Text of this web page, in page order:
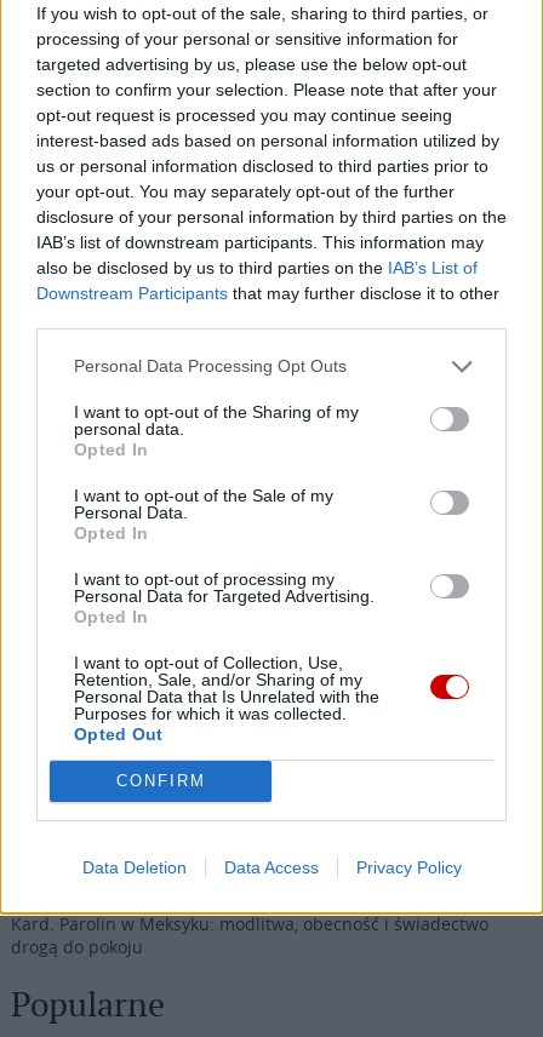
If you wish to opt-out of the sale, sharing to third parties, or
processing of your personal or sensitive information for
targeted advertising by us, please use the below opt-out
section to confirm your selection. Please note that after your
opt-out request is processed you may continue seeing
interest-based ads based on personal information utilized by
us or personal information disclosed to third parties prior to
your opt-out. You may separately opt-out of the further
disclosure of your personal information by third parties on the
IAB’s list of downstream participants. This information may
also be disclosed by us to third parties on the IAB’s List of
Downstream Participants that may further disclose it to other
Personal Data Processing Opt Outs
I want to opt-out of the Sharing of my
personal data.
Opted In
I want to opt-out of the Sale of my
Personal Data.
Opted In
I want to opt-out of processing my
Personal Data for Targeted Advertising.
Opted In
I want to opt-out of Collection, Use,
Retention, Sale, and/or Sharing of my
Personal Data that Is Unrelated with the
Purposes for which it was collected.
Opted Out
CONFIRM
Data Deletion Data Access Privacy Policy
pośrednictwem serwisu Patronite.
Dzięki Tobie będziemy mogli realizować naszą
misję. Więcej informacji znajdziesztutaj.
Facebook
TwitterMessengerWhatsApp
Email Copy
Link
Print
Wersja do druku
AZJA CYFRYZACJA
INDIE
Najnowsze
07 sierpnia 2026 | 05:20
Gaza: 300 dzieci zabitych w ciągu 300 dni
06 sierpnia 2026 | 20:44
Medziugorie: zakończył się 37. Mladifest
06 sierpnia 2026 | 20:19
Kard. Parolin w Meksyku: modlitwa, obecność i świadectwo
drogą do pokoju
Popularne